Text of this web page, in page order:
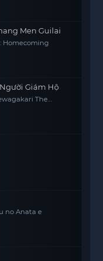
Men Guilai
Homecoming
Giám Hộ
The
no Anata e